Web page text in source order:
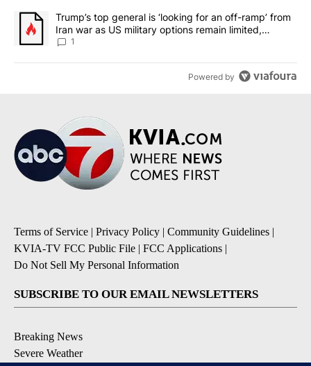
A trending article titled "Trump’s top general is ‘looking for an
Trump’s top general is ‘looking for an off-ramp’ from
Iran war as US military options remain limited,
sources say
1
Powered by
Terms of Service | Privacy Policy | Community Guidelines |
KVIA-TV FCC Public File | FCC Applications |
Do Not Sell My Personal Information
SUBSCRIBE TO OUR EMAIL NEWSLETTERS
Breaking News
Severe Weather